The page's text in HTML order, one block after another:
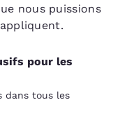
nous puissions
pour les
dans tous les